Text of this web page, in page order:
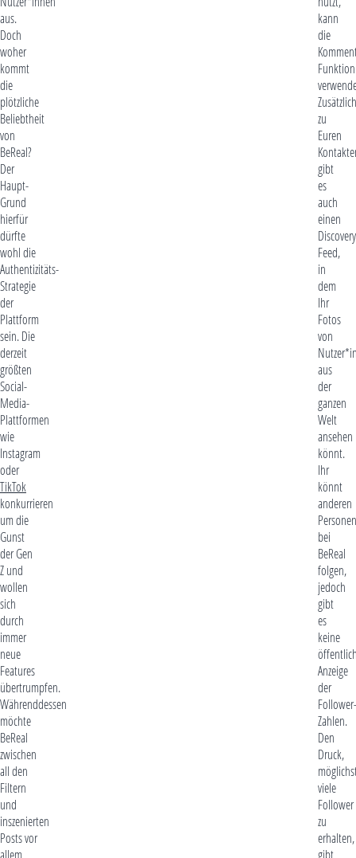
aus.
Doch
woher
kommt
die
plötzliche
Beliebtheit
von
BeReal?
Der
Haupt-
Grund
hierfür
dürfte
wohl die
Authentizitäts-
Strategie
der
Plattform
sein. Die
derzeit
größten
Social-
Media-
Plattformen
wie
Instagram
oder
TikTok
konkurrieren
um die
Gunst
der Gen
Z und
wollen
sich
durch
immer
neue
Features
übertrumpfen.
Währenddessen
möchte
BeReal
zwischen
all den
Filtern
und
inszenierten
Posts vor
allem
kann
die
Funktion
Zusätzlich
zu
Euren
gibt
es
auch
einen
Feed,
in
dem
Ihr
Fotos
von
aus
der
ganzen
Welt
ansehen
könnt.
Ihr
könnt
anderen
Personen
bei
BeReal
folgen,
jedoch
gibt
es
keine
Anzeige
der
Follower-
Zahlen.
Den
Druck,
viele
Follower
zu
erhalten,
gibt